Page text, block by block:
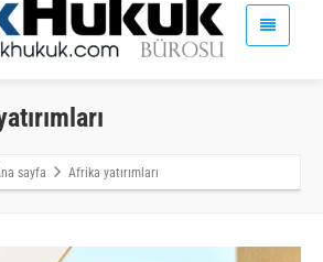
sayfa Afrika yatırımları